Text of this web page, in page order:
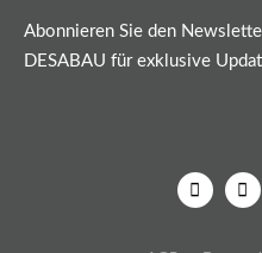
Abonnieren Sie den
DESABAU für exklusive